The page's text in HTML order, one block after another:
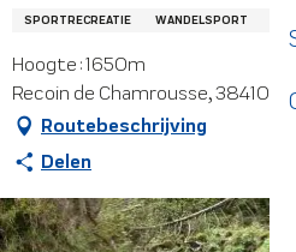
SPORTRECREATIE WANDELSPORT
Hoogte : 1650m
Recoin de Chamrousse, 38410
Routebeschrijving
Delen